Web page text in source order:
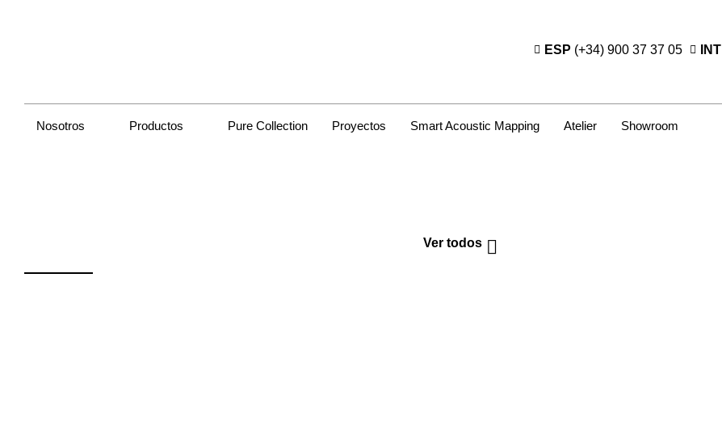
ESP (+34) 900 37 37 05 INT
Nosotros Productos Pure Collection Proyectos Smart Acoustic Mapping Atelier Showroom
Ver todos